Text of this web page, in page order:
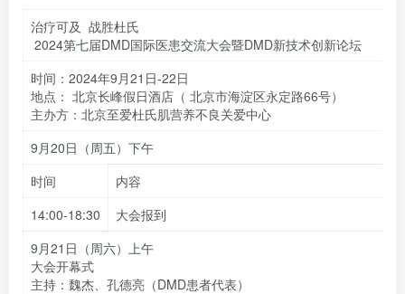
治疗可及 战胜杜氏
2024第七届DMD国际医患交流大会暨DMD新技术创新论坛
时间：2024年9月21日-22日
地点： 北京长峰假日酒店（ 北京市海淀区永定路66号）
主办方：北京至爱杜氏肌营养不良关爱中心
9月20日（周五）下午
时间
内容
14:00-18:30
大会报到
9月21日（周六）上午
大会开幕式
主持：魏杰、孔德亮（DMD患者代表）